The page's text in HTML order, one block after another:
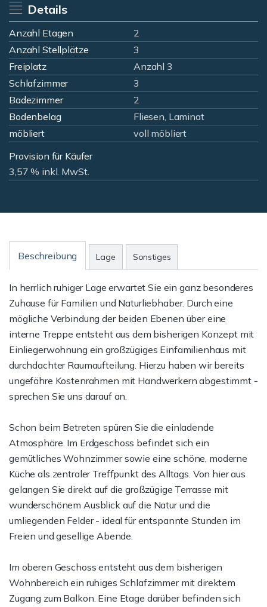
Details
Anzahl Etagen
2
Anzahl Stellplätze
3
Freiplatz
Anzahl 3
Schlafzimmer
3
Badezimmer
2
Bodenbelag
Fliesen, Laminat
möbliert
voll möbliert
Provision für Käufer
3,57 % inkl. MwSt.
Beschreibung Lage Sonstiges
In herrlich ruhiger Lage erwartet Sie ein ganz besonderes
Zuhause für Familien und Naturliebhaber. Durch eine
mögliche Verbindung der beiden Ebenen über eine
interne Treppe entsteht aus dem bisherigen Konzept mit
Einliegerwohnung ein großzügiges Einfamilienhaus mit
durchdachter Raumaufteilung. Hierzu haben wir bereits
ungefähre Kostenrahmen mit Handwerkern abgestimmt -
sprechen Sie uns darauf an.
Schon beim Betreten spüren Sie die einladende
Atmosphäre. Im Erdgeschoss befindet sich ein
gemütliches Wohnzimmer sowie eine schöne, moderne
Küche als zentraler Treffpunkt des Alltags. Von hier aus
gelangen Sie direkt auf die großzügige Terrasse mit
wunderschönem Ausblick auf die Natur und die
umliegenden Felder - ideal für entspannte Stunden im
Freien und gesellige Abende.
Im oberen Geschoss entsteht aus dem bisherigen
Wohnbereich ein ruhiges Schlafzimmer mit direktem
Zugang zum Balkon. Eine Etage darüber befinden sich